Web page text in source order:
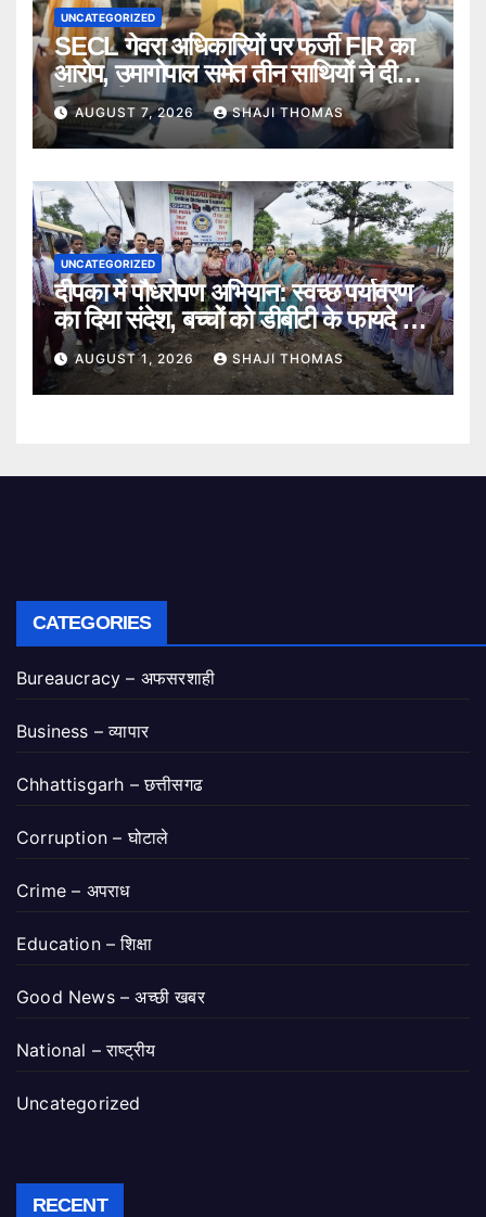
UNCATEGORIZED
SECL गेवरा अधिकारियों पर फर्जी FIR का
आरोप, उमागोपाल समेत तीन साथियों ने दी
गिरफ्तारी।
AUGUST 7, 2026 SHAJI THOMAS
UNCATEGORIZED
दीपका में पौधरोपण अभियान: स्वच्छ पर्यावरण
का दिया संदेश, बच्चों को डीबीटी के फायदे भी
बताए।
AUGUST 1, 2026 SHAJI THOMAS
CATEGORIES
Bureaucracy – अफसरशाही
Business – व्यापार
Chhattisgarh – छत्तीसगढ
Corruption – घोटाले
Crime – अपराध
Education – शिक्षा
Good News – अच्छी खबर
National – राष्ट्रीय
Uncategorized
RECENT